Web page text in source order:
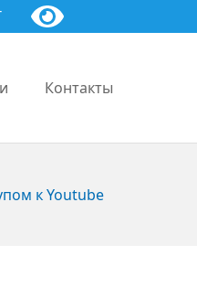
Контакты
к Youtube